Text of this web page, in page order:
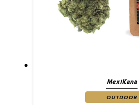
MexiKana
OUTDOOR